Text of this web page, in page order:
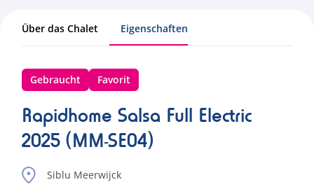
Über das Chalet Eigenschaften
Gebraucht Favorit
Rapidhome Salsa Full Electric
2025 (MM-SE04)
Siblu Meerwijck